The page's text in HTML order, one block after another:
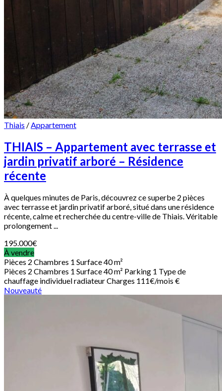
Thiais /Appartement
THIAIS – Appartement avec terrasse et
jardin privatif arboré – Résidence
récente
À quelques minutes de Paris, découvrez ce superbe 2 pièces
avec terrasse et jardin privatif arboré, situé dans une résidence
récente, calme et recherchée du centre-ville de Thiais. Véritable
prolongement ...
195.000€
À vendre
Pièces 2 Chambres 1 Surface40 m²
Pièces 2 Chambres 1 Surface40 m² Parking 1 Type de
chauffage individuel radiateurCharges 111€/mois €
Nouveauté